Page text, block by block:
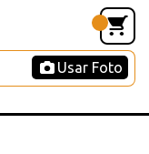
Usar Foto